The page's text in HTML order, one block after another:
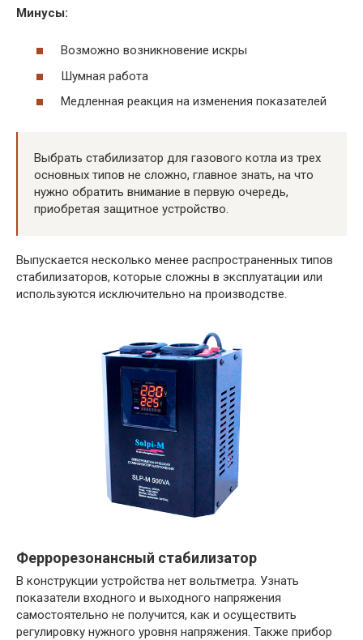
Минусы:
Возможно возникновение искры
Шумная работа
Медленная реакция на изменения показателей
Выбрать стабилизатор для газового котла из трех
основных типов не сложно, главное знать, на что
нужно обратить внимание в первую очередь,
приобретая защитное устройство.
Выпускается несколько менее распространенных типов
стабилизаторов, которые сложны в эксплуатации или
используются исключительно на производстве.
Феррорезонансный стабилизатор
В конструкции устройства нет вольтметра. Узнать
показатели входного и выходного напряжения
самостоятельно не получится, как и осуществить
регулировку нужного уровня напряжения. Также прибор